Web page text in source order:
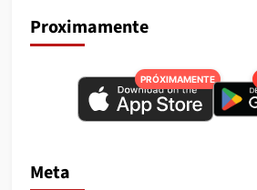
Proximamente
PRÓXIMAMENTE
Meta